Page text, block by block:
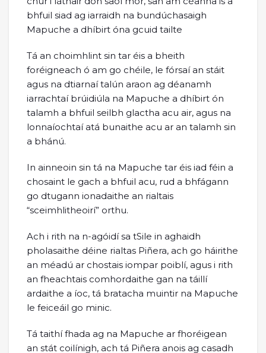
bhfuil siad ag iarraidh na bundúchasaigh
Mapuche a dhíbirt óna gcuid tailte
Tá an choimhlint sin tar éis a bheith
foréigneach ó am go chéile, le fórsaí an stáit
agus na dtiarnaí talún araon ag déanamh
iarrachtaí brúidiúla na Mapuche a dhíbirt ón
talamh a bhfuil seilbh glactha acu air, agus na
lonnaíochtaí atá bunaithe acu ar an talamh sin
a bhánú.
In ainneoin sin tá na Mapuche tar éis iad féin a
chosaint le gach a bhfuil acu, rud a bhfágann
go dtugann ionadaithe an rialtais
“sceimhlitheoirí” orthu.
Ach i rith na n-agóidí sa tSile in aghaidh
pholasaithe déine rialtas Piñera, ach go háirithe
an méadú ar chostais iompar poiblí, agus i rith
an fheachtais comhordaithe gan na táillí
ardaithe a íoc, tá bratacha muintir na Mapuche
le feiceáil go minic.
Tá taithí fhada ag na Mapuche ar fhoréigean
an stát coilínigh, ach tá Piñera anois ag casadh